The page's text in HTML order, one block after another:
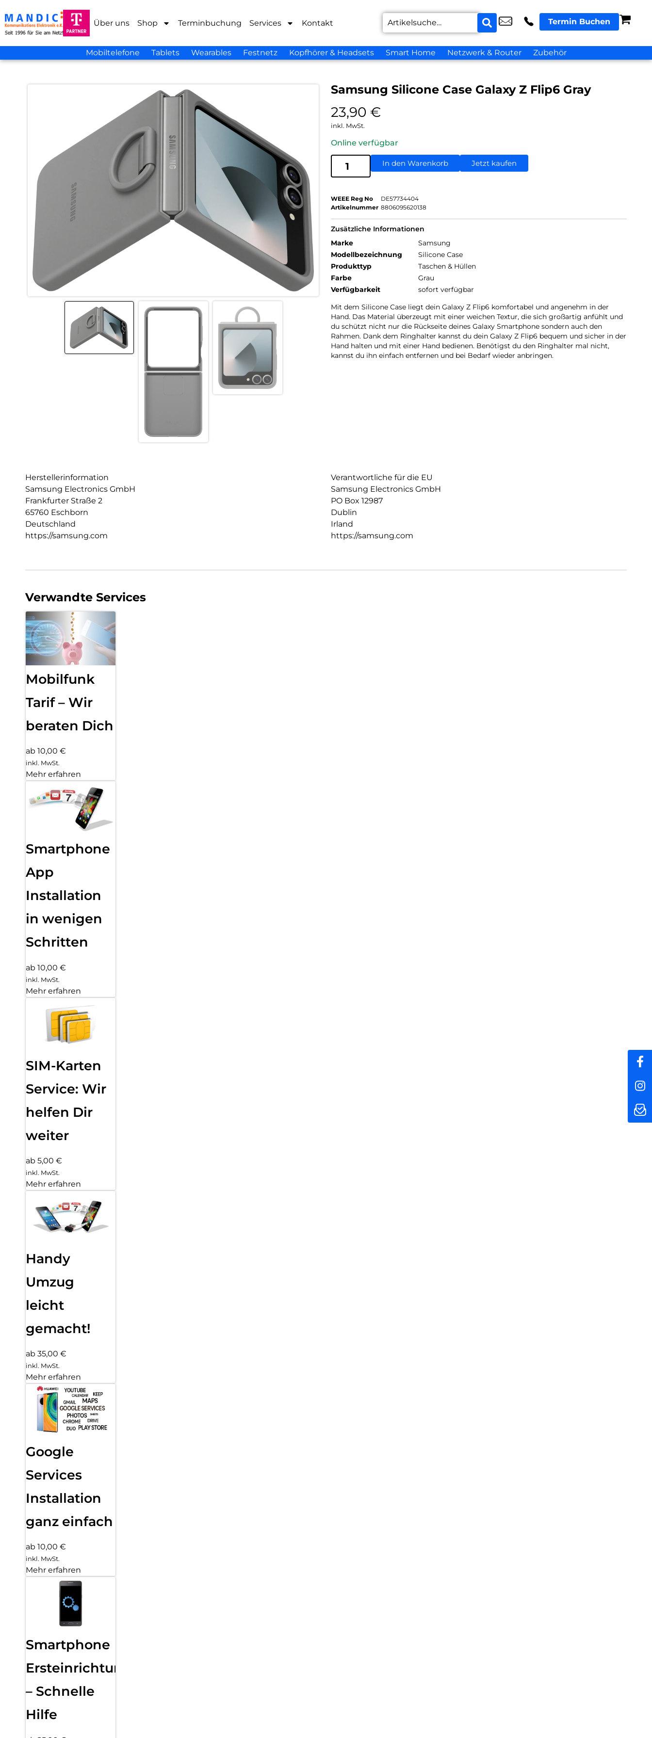
Über uns Shop Terminbuchung Services Kontakt Termin Buchen
Mobiltelefone Tablets Wearables Festnetz Kopfhörer & Headsets Smart Home Netzwerk & Router Zubehör
Samsung Silicone Case Galaxy Z Flip6 Gray
23,90 €
inkl. MwSt.
Online verfügbar
In den Warenkorb Jetzt kaufen
WEEE Reg No
DE57734404
Artikelnummer 8806095620138
Zusätzliche Informationen
Marke
Samsung
Modellbezeichnung
Silicone Case
Produkttyp
Taschen & Hüllen
Farbe
Grau
Verfügbarkeit
sofort verfügbar
Mit dem Silicone Case liegt dein Galaxy Z Flip6 komfortabel und angenehm in der
Hand. Das Material überzeugt mit einer weichen Textur, die sich großartig anfühlt und
du schützt nicht nur die Rückseite deines Galaxy Smartphone sondern auch den
Rahmen. Dank dem Ringhalter kannst du dein Galaxy Z Flip6 bequem und sicher in der
Hand halten und mit einer Hand bedienen. Benötigst du den Ringhalter mal nicht,
kannst du ihn einfach entfernen und bei Bedarf wieder anbringen.
Herstellerinformation
Samsung Electronics GmbH
Frankfurter Straße 2
65760 Eschborn
Deutschland
https://samsung.com
Verantwortliche für die EU
Samsung Electronics GmbH
PO Box 12987
Dublin
Irland
https://samsung.com
Verwandte Services
Mobilfunk
Tarif – Wir
beraten Dich
ab 10,00 €
inkl. MwSt.
Mehr erfahren
Smartphone
App
Installation
in wenigen
Schritten
ab 10,00 €
inkl. MwSt.
Mehr erfahren
SIM-Karten
Service: Wir
helfen Dir
weiter
ab 5,00 €
inkl. MwSt.
Mehr erfahren
Handy
Umzug
leicht
gemacht!
ab 35,00 €
inkl. MwSt.
Mehr erfahren
Google
Services
Installation
ganz einfach
ab 10,00 €
inkl. MwSt.
Mehr erfahren
Smartphone
Ersteinrichtung
– Schnelle
Hilfe